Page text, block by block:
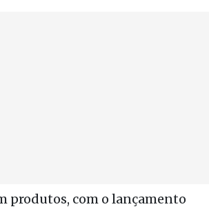
produtos, com o lançamento